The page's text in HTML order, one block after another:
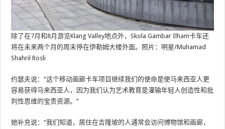
除了在7月和8月游览Klang Valley地点外，Skola Gambar Ilham卡车还
将在未来两个月的周末停在伊勒姆大楼外面。照片：明星/Muhamad
Shahril Rosli
约瑟夫说：“这个移动画廊卡车项目继续我们的使命是使马来西亚人更
容易获得马来西亚人，因为我们认为艺术教育是灌输年轻人创造性和批
判性思维的宝贵资源。”
她补充说：“我们知道，居住在吉隆坡的人通常会访问博物馆和画廊，